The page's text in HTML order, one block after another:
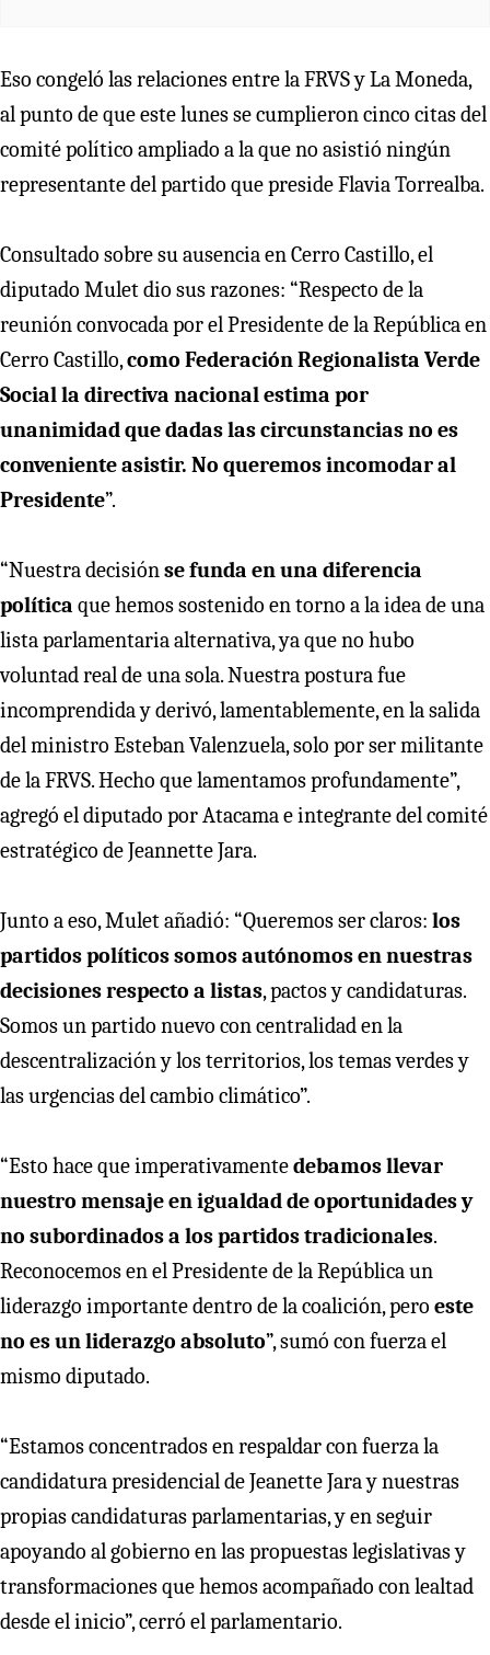
Eso congeló las relaciones entre la FRVS y La Moneda,
al punto de que este lunes se cumplieron cinco citas del
comité político ampliado a la que no asistió ningún
representante del partido que preside Flavia Torrealba.
Consultado sobre su ausencia en Cerro Castillo, el
diputado Mulet dio sus razones: “Respecto de la
reunión convocada por el Presidente de la República en
Cerro Castillo,como Federación Regionalista Verde
Social la directiva nacional estima por
unanimidad que dadas las circunstancias no es
conveniente asistir. No queremos incomodar al
Presidente”.
“Nuestra decisiónse funda en una diferencia
política que hemos sostenido en torno a la idea de una
lista parlamentaria alternativa, ya que no hubo
voluntad real de una sola. Nuestra postura fue
incomprendida y derivó, lamentablemente, en la salida
del ministro Esteban Valenzuela, solo por ser militante
de la FRVS. Hecho que lamentamos profundamente”,
agregó el diputado por Atacama e integrante del comité
estratégico de Jeannette Jara.
Junto a eso, Mulet añadió: “Queremos ser claros: los
partidos políticos somos autónomos en nuestras
decisiones respecto a listas, pactos y candidaturas.
Somos un partido nuevo con centralidad en la
descentralización y los territorios, los temas verdes y
las urgencias del cambio climático”.
“Esto hace que imperativamentedebamos llevar
nuestro mensaje en igualdad de oportunidades y
no subordinados a los partidos tradicionales.
Reconocemos en el Presidente de la República un
liderazgo importante dentro de la coalición, pero este
no es un liderazgo absoluto”, sumó con fuerza el
mismo diputado.
“Estamos concentrados en respaldar con fuerza la
candidatura presidencial de Jeanette Jara y nuestras
propias candidaturas parlamentarias, y en seguir
apoyando al gobierno en las propuestas legislativas y
transformaciones que hemos acompañado con lealtad
desde el inicio”, cerró el parlamentario.